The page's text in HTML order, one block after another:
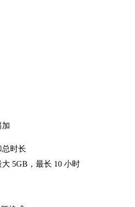
加
时长
5GB，最长 10 小时